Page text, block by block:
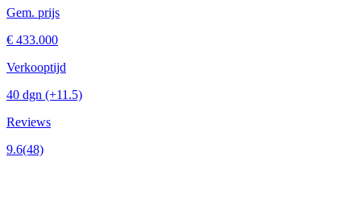
Gem. prijs
€ 433.000
Verkooptijd
40 dgn (+11.5)
Reviews
9.6(48)